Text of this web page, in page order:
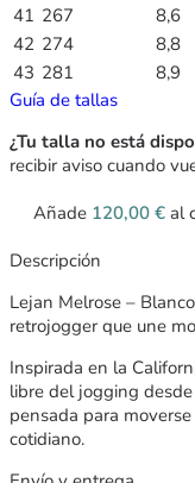
41 267
8,6
42 274
8,8
43 281
8,9
Guía de tallas
¿Tu talla no está
recibir aviso cuando
Añade 120,00 € al
Descripción
Lejan Melrose –
retrojogger que une
Inspirada en la
libre del jogging
pensada para
cotidiano.